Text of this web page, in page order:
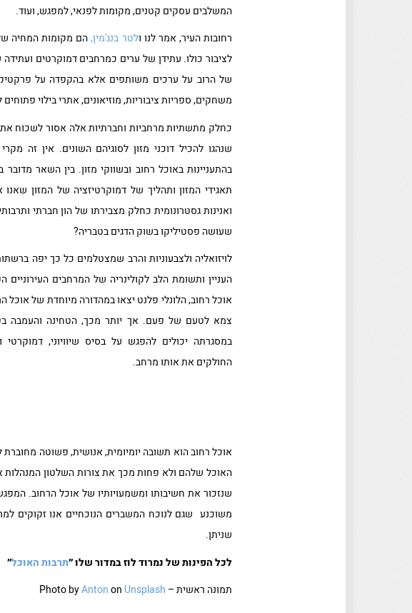
המשלבים עסקים קטנים, מקומות לפנאי, למפגש, ועוד.
רחובות העיר, אמר לנו ולטר בנג'מין,הם מקומות המחיה של
לציבור כולו. עתידן של ערים כמרחבים דמוקרטים
של הרוב על ערכים משותפים אלא בהקפדה על
משחקים, ספריות ציבוריות, מוזיאונים, אתרי בילוי
כחלק מתשתיות מרחביות וחברתיות אלה אסור לשכוח
שנהגו להכיל דוכני מזון לסוגיהם השונים. אין זה
בהתעניינות באוכל רחוב ובשווקי מזון. בין השאר
תאגידי המזון ותהליך של דמוקרטיזציה של המזון
ואנינות גסטרונומית כחלק מצבירתו של הון חברתי
שעושה פסטיליקו בשוק הדגים בטבריה?
לויזואליה ולצבעוניות והרב שמצטלמים כל כך יפה
העניין ותשומת הלב לקולינריה של המרחבים
אוכל רחוב, הלונלי פלנט יצאו במהדורה מיוחדת של
צמא לטעם של פעם. אך יותר מכך, הטחינה
במסגרתה יכולים להפגש על בסיס שיוויוני, דמוקרטי
החולקים את אותו מרחב.
אוכל רחוב הוא תשובה יומיומית, אנושית, פשוטה
האוכל שלהם ולא פחות מכך את צורות השלטון המנהלות
שנזכור את חשיבותו ומשמעויותיו של אוכל הרחוב.
משוכנע שגם לנוכח המשברים הנוכחיים אנו זקוקים
שניתן.
לכל הפינות של נמרוד לוז במדור שלו ״תרבות האוכל״
תמונה ראשית – Photo by
Antonon Unsplash